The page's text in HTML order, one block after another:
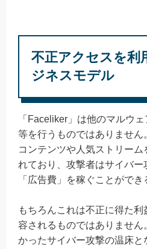
不正アクセスを利
ジネスモデル
「Faceliker」は他のマルウ
等を行うものではありませ
コンテンツや人気ストリー
れており、攻撃者はサイバ
「広告費」を稼ぐことができ
もちろんこれは不正に得た
容されるものではありませ
かったサイバー攻撃の温床と